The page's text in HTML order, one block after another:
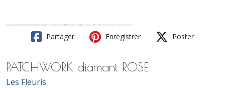
Partager Enregistrer Poster
PATCHWORK diamant ROSE
Les Fleuris